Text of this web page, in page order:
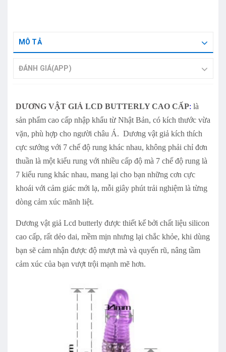
MÔ TẢ
ĐÁNH GIÁ(APP)
DƯƠNG VẬT GIẢ LCD BUTTERLY CAO CẤP: là
sản phẩm cao cấp nhập khẩu từ Nhật Bản, có kích thước vừa
vặn, phù hợp cho người châu Á. Dương vật giả kích thích
cực sướng với 7 chế độ rung khác nhau, không phải chỉ đơn
thuần là một kiểu rung với nhiều cấp độ mà 7 chế độ rung là
7 kiểu rung khác nhau, mang lại cho bạn những cơn cực
khoái với cảm giác mới lạ, mỗi giây phút trải nghiệm là từng
dòng cảm xúc mãnh liệt.
Dương vật giả Lcd butterly được thiết kế bởi chất liệu silicon
cao cấp, rất dẻo dai, mềm mịn nhưng lại chắc khỏe, khi dùng
bạn sẽ cảm nhận được độ mượt mà và quyến rũ, nâng tầm
cảm xúc của bạn vượt trội mạnh mẽ hơn.